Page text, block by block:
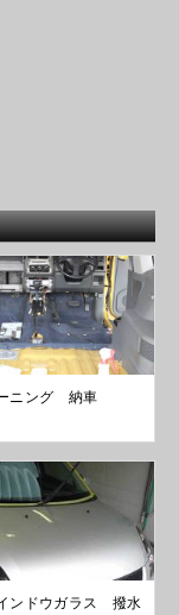
ニング 納車
ンドウガラス 撥水